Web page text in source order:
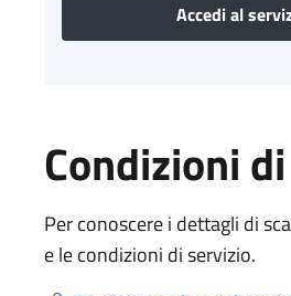
Accedi al
Condizioni
Per conoscere i dettagli di
e le condizioni di servizio.